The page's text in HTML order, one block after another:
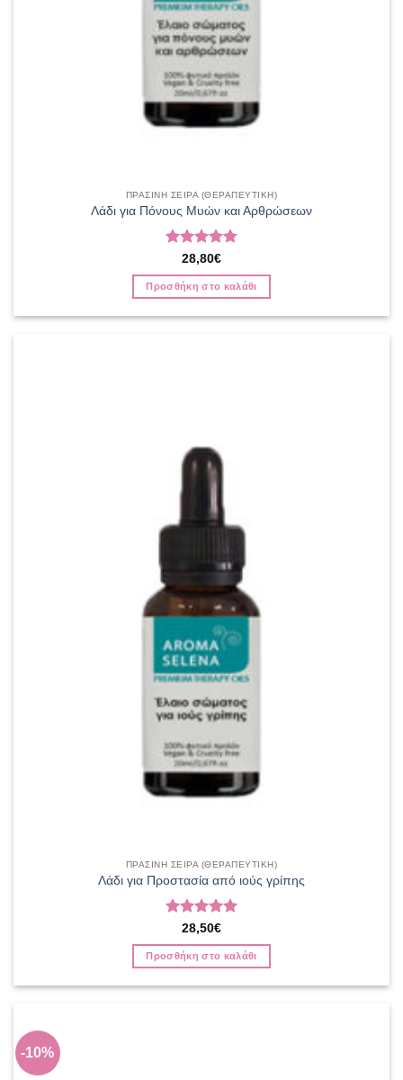
ΠΡΑΣΙΝΗ ΣΕΙΡΑ (ΘΕΡΑΠΕΥΤΙΚΗ)
Λάδι για Πόνους Μυών και Αρθρώσεων
Βαθμολογήθηκε
με4.8από
5
28,80€
Προσθήκη στο καλάθι
ΠΡΑΣΙΝΗ ΣΕΙΡΑ (ΘΕΡΑΠΕΥΤΙΚΗ)
Λάδι για Προστασία από ιούς γρίπης
Βαθμολογήθηκε
με5από 5
28,50€
Προσθήκη στο καλάθι
-10%